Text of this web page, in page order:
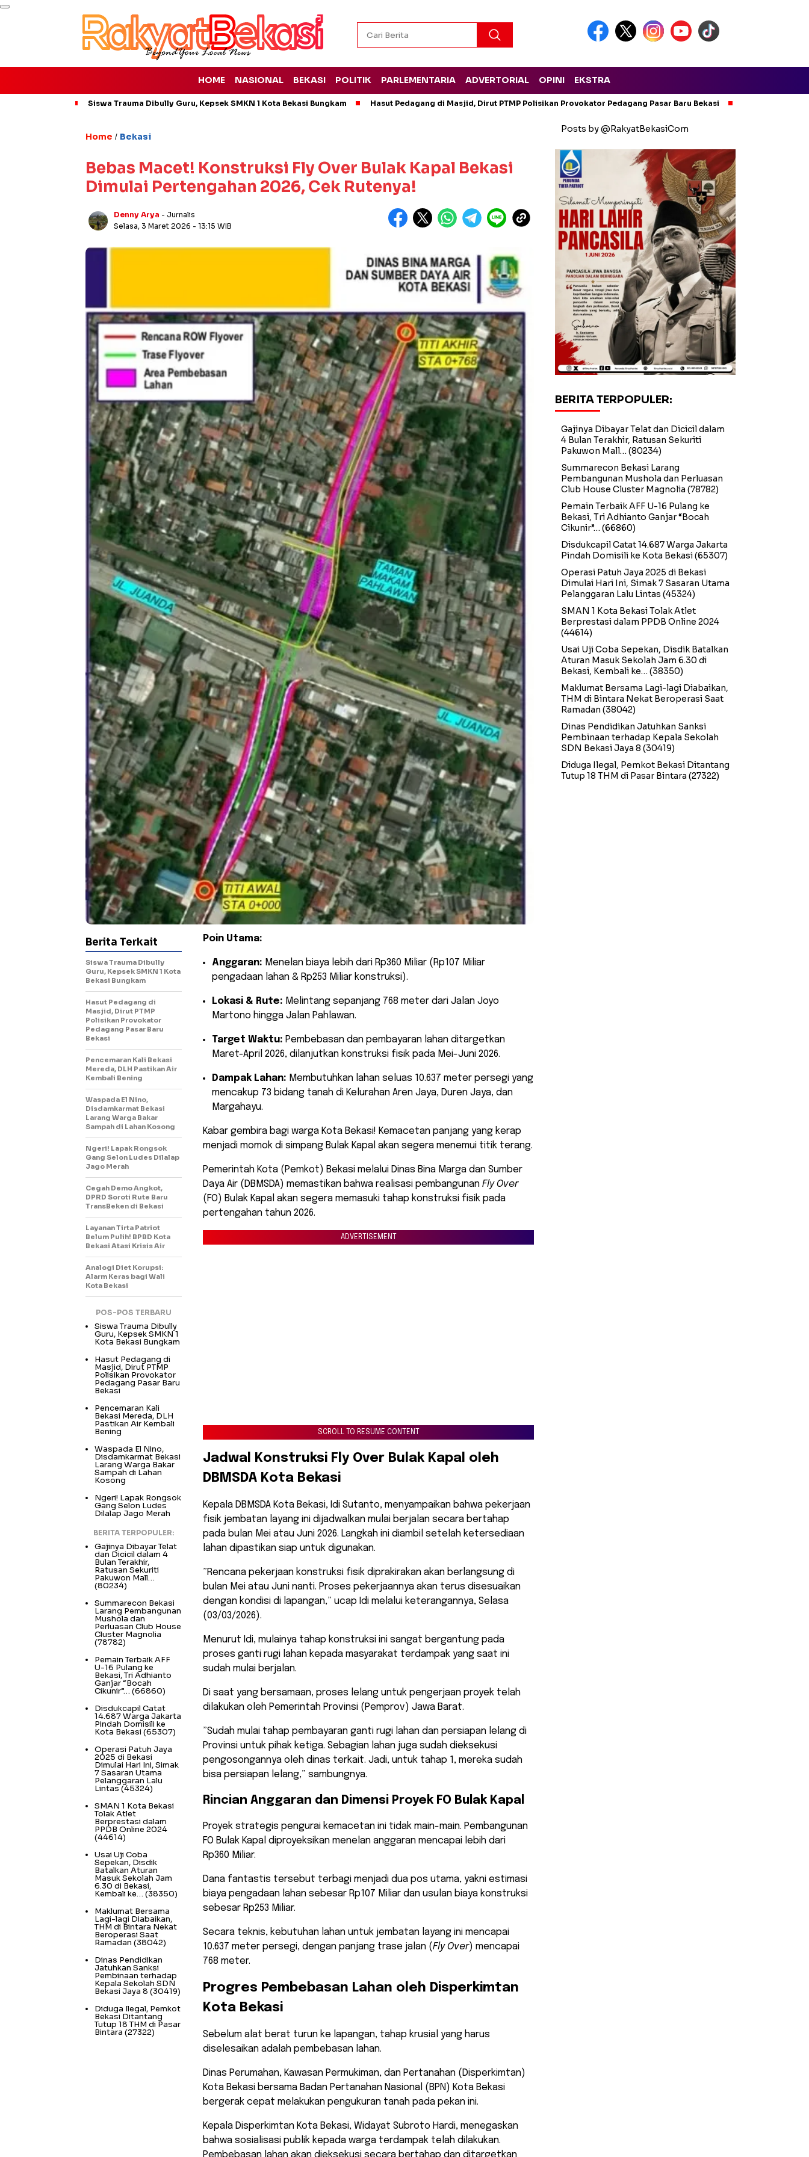
HOME NASIONAL BEKASI POLITIK PARLEMENTARIA ADVERTORIAL OPINI EKSTRA
Siswa Trauma Dibully Guru, Kepsek SMKN 1 Kota Bekasi Bungkam Hasut Pedagang di Masjid, Dirut PTMP Polisikan Provokator Pedagang Pasar Baru Bekasi
Home / Bekasi
Bebas Macet! Konstruksi Fly Over Bulak Kapal Bekasi
Dimulai Pertengahan 2026, Cek Rutenya!
Denny Arya - Jurnalis
Selasa, 3 Maret 2026 - 13:15 WIB
Poin Utama:
Anggaran: Menelan biaya lebih dari Rp360 Miliar (Rp107 Miliar
pengadaan lahan & Rp253 Miliar konstruksi).
Lokasi & Rute: Melintang sepanjang 768 meter dari Jalan Joyo
Martono hingga Jalan Pahlawan.
Target Waktu: Pembebasan dan pembayaran lahan ditargetkan
Maret-April 2026, dilanjutkan konstruksi fisik pada Mei-Juni 2026.
Dampak Lahan: Membutuhkan lahan seluas 10.637 meter persegi yang
mencakup 73 bidang tanah di Kelurahan Aren Jaya, Duren Jaya, dan
Margahayu.
​Kabar gembira bagi warga Kota Bekasi! Kemacetan panjang yang kerap
menjadi momok di simpang Bulak Kapal akan segera menemui titik terang.
Pemerintah Kota (Pemkot) Bekasi melalui Dinas Bina Marga dan Sumber
Daya Air (DBMSDA) memastikan bahwa realisasi pembangunan Fly Over
(FO) Bulak Kapal akan segera memasuki tahap konstruksi fisik pada
pertengahan tahun 2026.
ADVERTISEMENT
SCROLL TO RESUME CONTENT
​Jadwal Konstruksi Fly Over Bulak Kapal oleh
DBMSDA Kota Bekasi
​Kepala DBMSDA Kota Bekasi, Idi Sutanto, menyampaikan bahwa pekerjaan
fisik jembatan layang ini dijadwalkan mulai berjalan secara bertahap
pada bulan Mei atau Juni 2026. Langkah ini diambil setelah ketersediaan
lahan dipastikan siap untuk digunakan.
​”Rencana pekerjaan konstruksi fisik diprakirakan akan berlangsung di
bulan Mei atau Juni nanti. Proses pekerjaannya akan terus disesuaikan
dengan kondisi di lapangan,” ucap Idi melalui keterangannya, Selasa
(03/03/2026).
​Menurut Idi, mulainya tahap konstruksi ini sangat bergantung pada
proses ganti rugi lahan kepada masyarakat terdampak yang saat ini
sudah mulai berjalan.
Di saat yang bersamaan, proses lelang untuk pengerjaan proyek telah
dilakukan oleh Pemerintah Provinsi (Pemprov) Jawa Barat.
​”Sudah mulai tahap pembayaran ganti rugi lahan dan persiapan lelang di
Provinsi untuk pihak ketiga. Sebagian lahan juga sudah dieksekusi
pengosongannya oleh dinas terkait. Jadi, untuk tahap 1, mereka sudah
bisa persiapan lelang,” sambungnya.
​Rincian Anggaran dan Dimensi Proyek FO Bulak Kapal
​Proyek strategis pengurai kemacetan ini tidak main-main. Pembangunan
FO Bulak Kapal diproyeksikan menelan anggaran mencapai lebih dari
Rp360 Miliar.
Dana fantastis tersebut terbagi menjadi dua pos utama, yakni estimasi
biaya pengadaan lahan sebesar Rp107 Miliar dan usulan biaya konstruksi
sebesar Rp253 Miliar.
​Secara teknis, kebutuhan lahan untuk jembatan layang ini mencapai
10.637 meter persegi, dengan panjang trase jalan (Fly Over) mencapai
768 meter.
​Progres Pembebasan Lahan oleh Disperkimtan
Kota Bekasi
​Sebelum alat berat turun ke lapangan, tahap krusial yang harus
diselesaikan adalah pembebasan lahan.
Dinas Perumahan, Kawasan Permukiman, dan Pertanahan (Disperkimtan)
Kota Bekasi bersama Badan Pertanahan Nasional (BPN) Kota Bekasi
bergerak cepat melakukan pengukuran tanah pada pekan ini.
​Kepala Disperkimtan Kota Bekasi, Widayat Subroto Hardi, menegaskan
bahwa sosialisasi publik kepada warga terdampak telah dilakukan.
Pembebasan lahan akan dieksekusi secara bertahap dan ditargetkan
Berita Terkait
Siswa Trauma Dibully
Guru, Kepsek SMKN 1 Kota
Bekasi Bungkam
Hasut Pedagang di
Masjid, Dirut PTMP
Polisikan Provokator
Pedagang Pasar Baru
Bekasi
Pencemaran Kali Bekasi
Mereda, DLH Pastikan Air
Kembali Bening
Waspada El Nino,
Disdamkarmat Bekasi
Larang Warga Bakar
Sampah di Lahan Kosong
Ngeri! Lapak Rongsok
Gang Selon Ludes Dilalap
Jago Merah
Cegah Demo Angkot,
DPRD Soroti Rute Baru
TransBeken di Bekasi
Layanan Tirta Patriot
Belum Pulih! BPBD Kota
Bekasi Atasi Krisis Air
Analogi Diet Korupsi:
Alarm Keras bagi Wali
Kota Bekasi
POS-POS TERBARU
Siswa Trauma Dibully
Guru, Kepsek SMKN 1
Kota Bekasi Bungkam
Hasut Pedagang di
Masjid, Dirut PTMP
Polisikan Provokator
Pedagang Pasar Baru
Bekasi
Pencemaran Kali
Bekasi Mereda, DLH
Pastikan Air Kembali
Bening
Waspada El Nino,
Disdamkarmat Bekasi
Larang Warga Bakar
Sampah di Lahan
Kosong
Ngeri! Lapak Rongsok
Gang Selon Ludes
Dilalap Jago Merah
BERITA TERPOPULER:
Gajinya Dibayar Telat
dan Dicicil dalam 4
Bulan Terakhir,
Ratusan Sekuriti
Pakuwon Mall…
(80234)
Summarecon Bekasi
Larang Pembangunan
Mushola dan
Perluasan Club House
Cluster Magnolia
(78782)
Pemain Terbaik AFF
U-16 Pulang ke
Bekasi, Tri Adhianto
Ganjar “Bocah
Cikunir”… (66860)
Disdukcapil Catat
14.687 Warga Jakarta
Pindah Domisili ke
Kota Bekasi (65307)
Operasi Patuh Jaya
2025 di Bekasi
Dimulai Hari Ini, Simak
7 Sasaran Utama
Pelanggaran Lalu
Lintas(45324)
SMAN 1 Kota Bekasi
Tolak Atlet
Berprestasi dalam
PPDB Online 2024
(44614)
Usai Uji Coba
Sepekan, Disdik
Batalkan Aturan
Masuk Sekolah Jam
6.30 di Bekasi,
Kembali ke… (38350)
Maklumat Bersama
Lagi-lagi Diabaikan,
THM di Bintara Nekat
Beroperasi Saat
Ramadan (38042)
Dinas Pendidikan
Jatuhkan Sanksi
Pembinaan terhadap
Kepala Sekolah SDN
Bekasi Jaya 8 (30419)
Diduga Ilegal, Pemkot
Bekasi Ditantang
Tutup 18 THM di Pasar
Bintara (27322)
Posts by @RakyatBekasiCom
BERITA TERPOPULER:
Gajinya Dibayar Telat dan Dicicil dalam
4 Bulan Terakhir, Ratusan Sekuriti
Pakuwon Mall… (80234)
Summarecon Bekasi Larang
Pembangunan Mushola dan Perluasan
Club House Cluster Magnolia (78782)
Pemain Terbaik AFF U-16 Pulang ke
Bekasi, Tri Adhianto Ganjar “Bocah
Cikunir”… (66860)
Disdukcapil Catat 14.687 Warga Jakarta
Pindah Domisili ke Kota Bekasi(65307)
Operasi Patuh Jaya 2025 di Bekasi
Dimulai Hari Ini, Simak 7 Sasaran Utama
Pelanggaran Lalu Lintas (45324)
SMAN 1 Kota Bekasi Tolak Atlet
Berprestasi dalam PPDB Online 2024
(44614)
Usai Uji Coba Sepekan, Disdik Batalkan
Aturan Masuk Sekolah Jam 6.30 di
Bekasi, Kembali ke… (38350)
Maklumat Bersama Lagi-lagi Diabaikan,
THM di Bintara Nekat Beroperasi Saat
Ramadan (38042)
Dinas Pendidikan Jatuhkan Sanksi
Pembinaan terhadap Kepala Sekolah
SDN Bekasi Jaya 8 (30419)
Diduga Ilegal, Pemkot Bekasi Ditantang
Tutup 18 THM di Pasar Bintara (27322)